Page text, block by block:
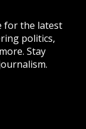
for the latest
politics,
Stay